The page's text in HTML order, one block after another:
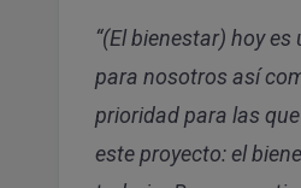
“(El bienestar) hoy
para nosotros así
prioridad para las
este proyecto: el